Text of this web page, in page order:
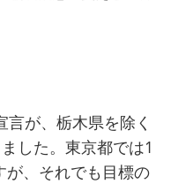
が、栃木県を除く
した。東京都では1
が、それでも目標の